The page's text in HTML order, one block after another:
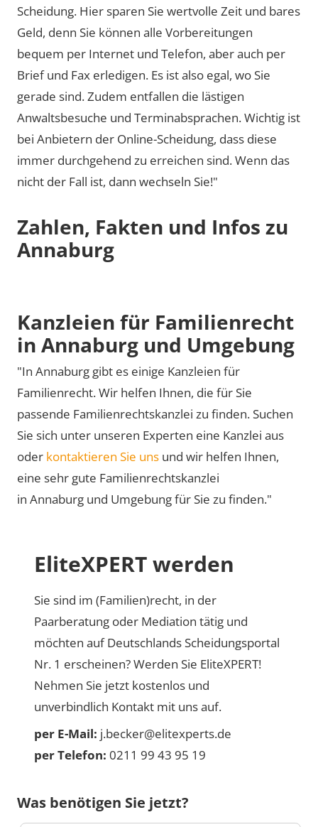
Scheidung. Hier sparen Sie wertvolle Zeit und bares
Geld, denn Sie können alle Vorbereitungen
bequem per Internet und Telefon, aber auch per
Brief und Fax erledigen. Es ist also egal, wo Sie
gerade sind. Zudem entfallen die lästigen
Anwaltsbesuche und Terminabsprachen. Wichtig ist
bei Anbietern der Online-Scheidung, dass diese
immer durchgehend zu erreichen sind. Wenn das
nicht der Fall ist, dann wechseln Sie!"
Zahlen, Fakten und Infos zu
Annaburg
Kanzleien für Familienrecht
in Annaburg und Umgebung
"In Annaburg gibt es einige Kanzleien für
Familienrecht. Wir helfen Ihnen, die für Sie
passende Familienrechtskanzlei zu finden. Suchen
Sie sich unter unseren Experten eine Kanzlei aus
oder kontaktieren Sie uns und wir helfen Ihnen,
eine sehr gute Familienrechtskanzlei
in Annaburg und Umgebung für Sie zu finden."
EliteXPERT werden
Sie sind im (Familien)recht, in der
Paarberatung oder Mediation tätig und
möchten auf Deutschlands Scheidungsportal
Nr. 1 erscheinen? Werden Sie EliteXPERT!
Nehmen Sie jetzt kostenlos und
unverbindlich Kontakt mit uns auf.
per E-Mail: j.becker@elitexperts.de
per Telefon: 0211 99 43 95 19
Was benötigen Sie jetzt?